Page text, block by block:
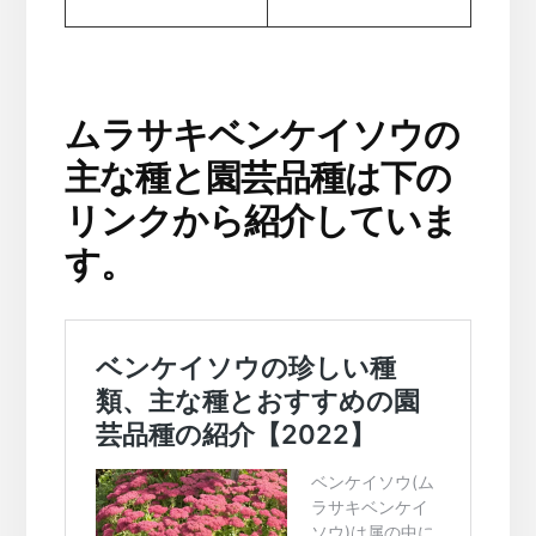
ムラサキベンケイソウの
主な種と園芸品種は下の
リンクから紹介していま
す。